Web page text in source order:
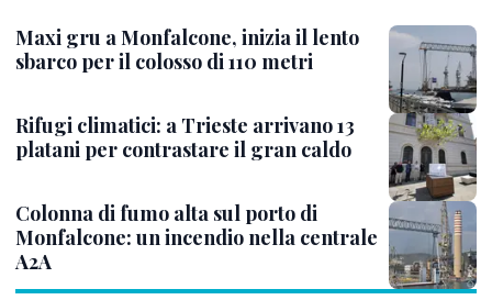
Maxi gru a Monfalcone, inizia il lento
sbarco per il colosso di 110 metri
Rifugi climatici: a Trieste arrivano 13
platani per contrastare il gran caldo
Colonna di fumo alta sul porto di
Monfalcone: un incendio nella centrale
A2A